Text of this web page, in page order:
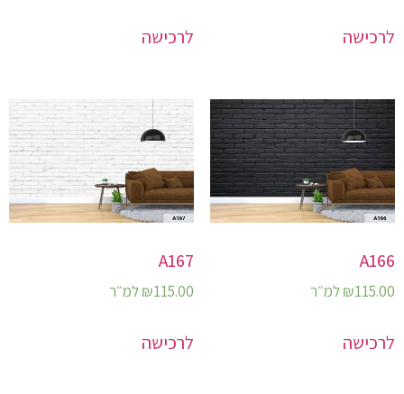
לרכישה לרכישה
A166
₪115.00 למ״ר
לרכישה
A167
₪115.00 למ״ר
לרכישה